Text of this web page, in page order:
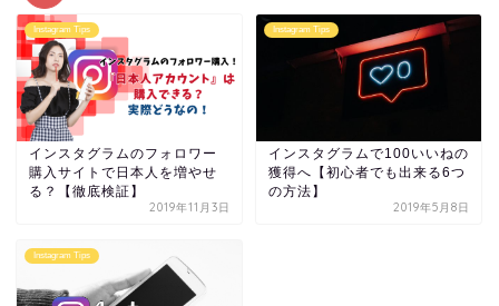
Instagram Tips
インスタグラムのフォロワー
購入サイトで日本人を増やせ
る？【徹底検証】
2019年11月3日
Instagram Tips
インスタグラムで100いいねの
獲得へ【初心者でも出来る6つ
の方法】
2019年5月8日
Instagram Tips